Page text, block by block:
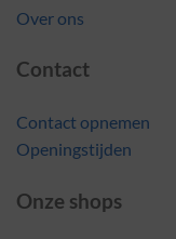
Over ons
Contact
Contact opnemen
Openingstijden
Onze shops